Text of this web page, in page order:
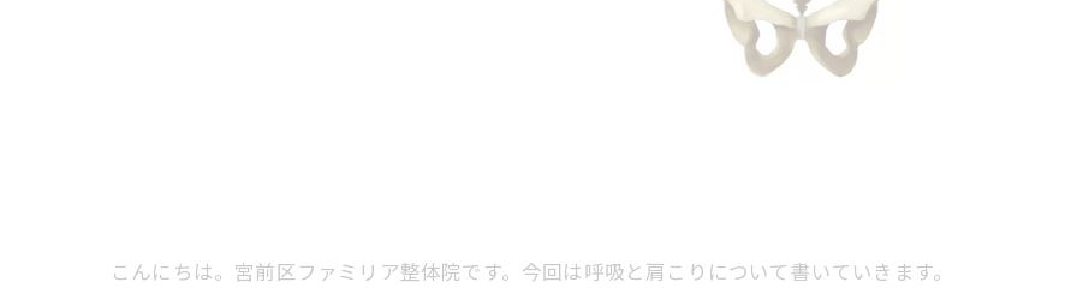
こんにちは。宮前区ファミリア整体院です。今回は呼吸と肩こりについて書いていきます。